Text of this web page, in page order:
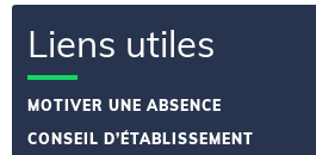
Liens utiles
MOTIVER UNE ABSENCE
CONSEIL D’ÉTABLISSEMENT